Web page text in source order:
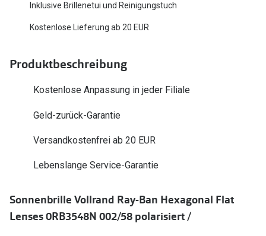
Glaspakete
Glasveredelungen
Brillenbügel
Brillenetuis
Inklusive Brillenetui und Reinigungstuch
Kostenlose Lieferung ab 20 EUR
Produktbeschreibung
Kostenlose Anpassung in jeder Filiale
Geld-zurück-Garantie
Versandkostenfrei ab 20 EUR
Lebenslange Service-Garantie
Sonnenbrille Vollrand Ray-Ban Hexagonal Flat
Lenses 0RB3548N 002/58 polarisiert /